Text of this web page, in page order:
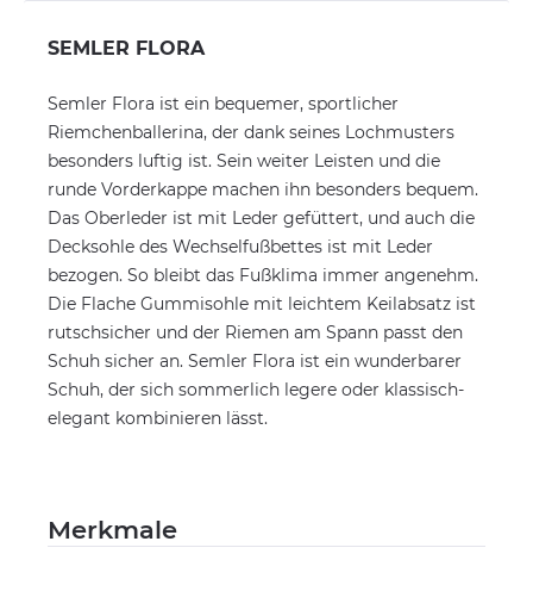
SEMLER FLORA
Semler Flora ist ein bequemer, sportlicher
Riemchenballerina, der dank seines Lochmusters
besonders luftig ist. Sein weiter Leisten und die
runde Vorderkappe machen ihn besonders bequem.
Das Oberleder ist mit Leder gefüttert, und auch die
Decksohle des Wechselfußbettes ist mit Leder
bezogen. So bleibt das Fußklima immer angenehm.
Die Flache Gummisohle mit leichtem Keilabsatz ist
rutschsicher und der Riemen am Spann passt den
Schuh sicher an. Semler Flora ist ein wunderbarer
Schuh, der sich sommerlich legere oder klassisch-
elegant kombinieren lässt.
Merkmale